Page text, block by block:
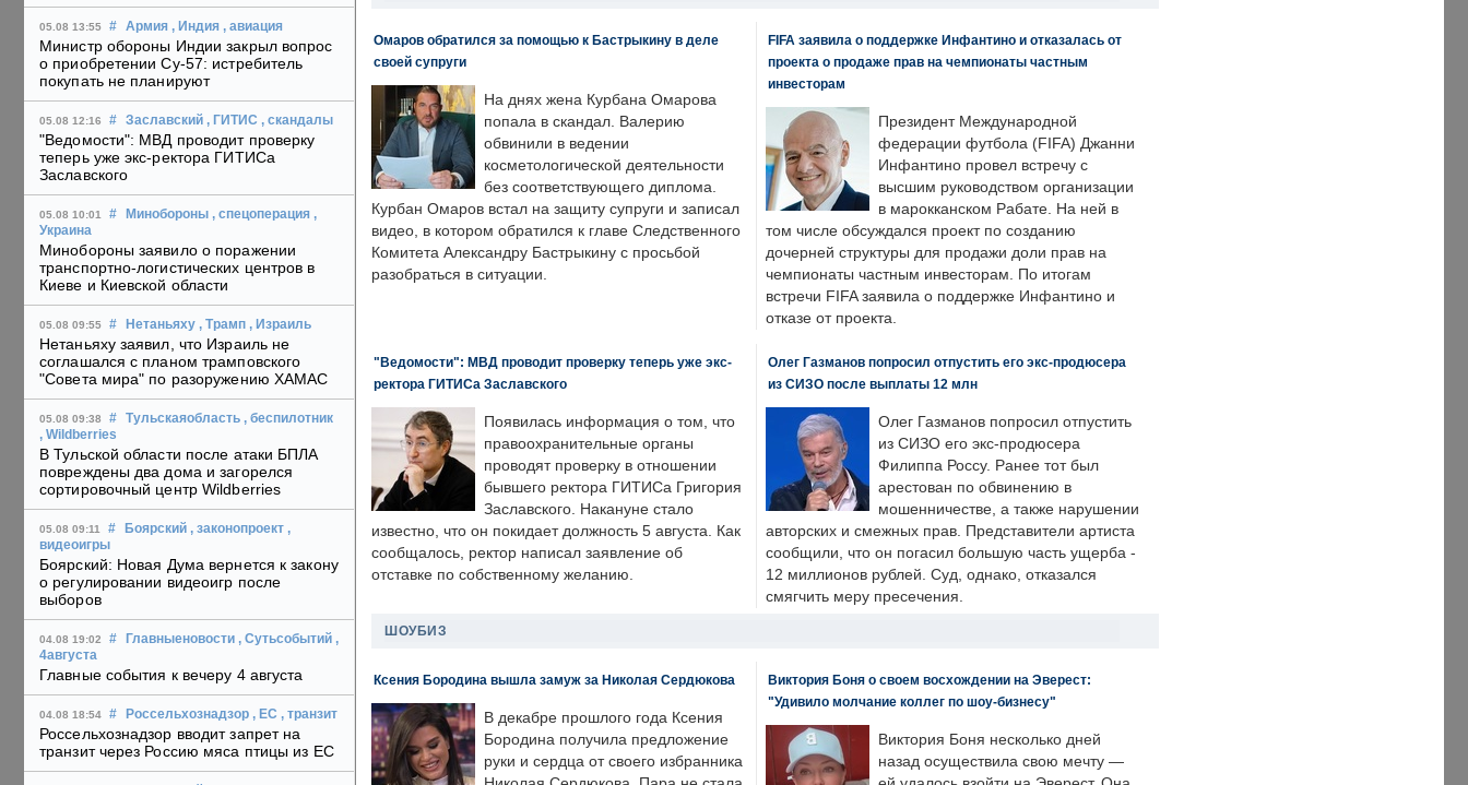
05.08 13:55 # Армия , Индия , авиация
Министр обороны Индии закрыл вопрос
о приобретении Су-57: истребитель
покупать не планируют
05.08 12:16 # Заславский , ГИТИС , скандалы
"Ведомости": МВД проводит проверку
теперь уже экс-ректора ГИТИСа
Заславского
05.08 10:01 # Минобороны , спецоперация ,
Украина
Минобороны заявило о поражении
транспортно-логистических центров в
Киеве и Киевской области
05.08 09:55 # Нетаньяху , Трамп , Израиль
Нетаньяху заявил, что Израиль не
соглашался с планом трамповского
"Совета мира" по разоружению ХАМАС
05.08 09:38 # Тульскаяобласть , беспилотник
, Wildberries
В Тульской области после атаки БПЛА
повреждены два дома и загорелся
сортировочный центр Wildberries
05.08 09:11 # Боярский , законопроект ,
видеоигры
Боярский: Новая Дума вернется к закону
о регулировании видеоигр после
выборов
04.08 19:02 # Главныеновости , Сутьсобытий ,
4августа
Главные события к вечеру 4 августа
04.08 18:54 # Россельхознадзор , ЕС , транзит
Россельхознадзор вводит запрет на
транзит через Россию мяса птицы из ЕС
Омаров обратился за помощью к Бастрыкину в деле
своей супруги
На днях жена Курбана Омарова
попала в скандал. Валерию
обвинили в ведении
косметологической деятельности
без соответствующего диплома.
Курбан Омаров встал на защиту супруги и записал
видео, в котором обратился к главе Следственного
Комитета Александру Бастрыкину с просьбой
разобраться в ситуации.
FIFA заявила о поддержке Инфантино и отказалась от
проекта о продаже прав на чемпионаты частным
инвесторам
Президент Международной
федерации футбола (FIFA) Джанни
Инфантино провел встречу с
высшим руководством организации
в марокканском Рабате. На ней в
том числе обсуждался проект по созданию
дочерней структуры для продажи доли прав на
чемпионаты частным инвесторам. По итогам
встречи FIFA заявила о поддержке Инфантино и
отказе от проекта.
"Ведомости": МВД проводит проверку теперь уже экс-
ректора ГИТИСа Заславского
Появилась информация о том, что
правоохранительные органы
проводят проверку в отношении
бывшего ректора ГИТИСа Григория
Заславского. Накануне стало
известно, что он покидает должность 5 августа. Как
сообщалось, ректор написал заявление об
отставке по собственному желанию.
Олег Газманов попросил отпустить его экс-продюсера
из СИЗО после выплаты 12 млн
Олег Газманов попросил отпустить
из СИЗО его экс-продюсера
Филиппа Россу. Ранее тот был
арестован по обвинению в
мошенничестве, а также нарушении
авторских и смежных прав. Представители артиста
сообщили, что он погасил большую часть ущерба -
12 миллионов рублей. Суд, однако, отказался
смягчить меру пресечения.
ШОУБИЗ
Ксения Бородина вышла замуж за Николая Сердюкова
В декабре прошлого года Ксения
Бородина получила предложение
руки и сердца от своего избранника
Виктория Боня о своем восхождении на Эверест:
"Удивило молчание коллег по шоу-бизнесу"
Виктория Боня несколько дней
назад осуществила свою мечту —